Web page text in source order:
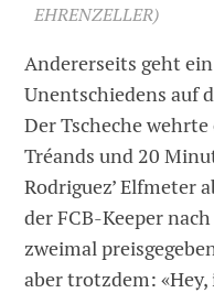
EHRENZELLER)
Andererseits geht
Unentschiedens auf
Der Tscheche
Tréands und 20
Rodriguez’ Elfmeter
der FCB-Keeper
zweimal
aber trotzdem: